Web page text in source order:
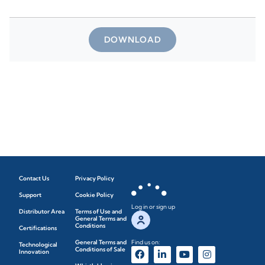
DOWNLOAD
Contact Us
Support
Distributor Area
Certifications
Technological
Innovation
Privacy Policy
Cookie Policy
Terms of Use and
General Terms and
Conditions
General Terms and
Conditions of Sale
Log in or sign up
Find us on: